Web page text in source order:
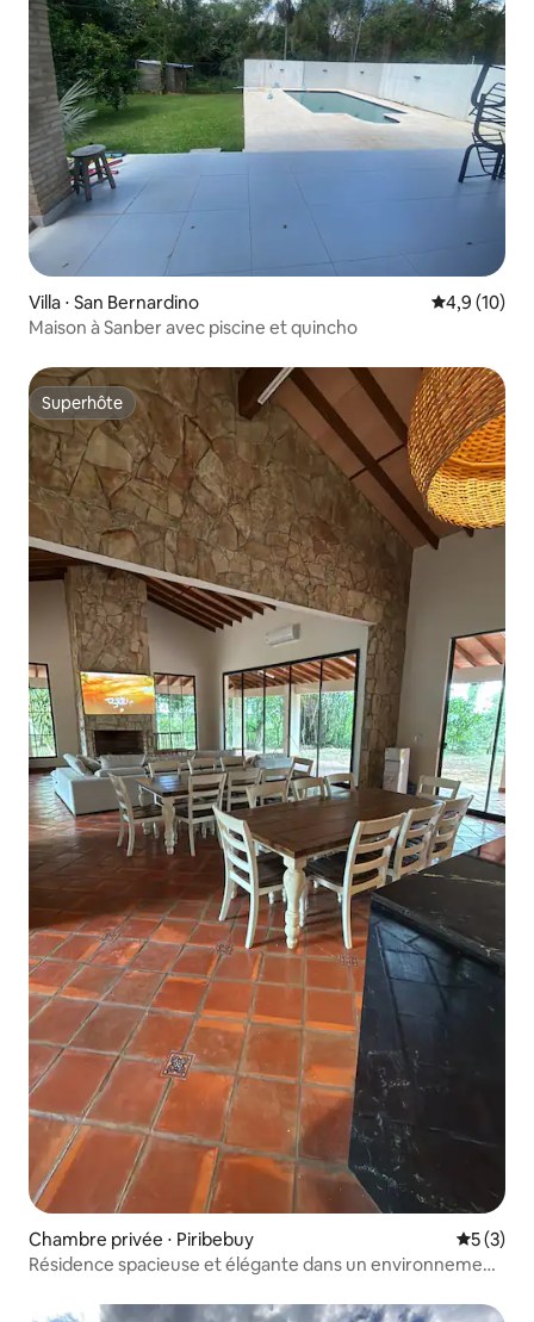
Villa ⋅ San Bernardino Évaluation
4,9 (10)
Maison à Sanber avec piscine et quincho
Superhôte
Superhôte
Chambre privée ⋅ Piribebuy
5 (3)
Résidence spacieuse et élégante dans un environnement